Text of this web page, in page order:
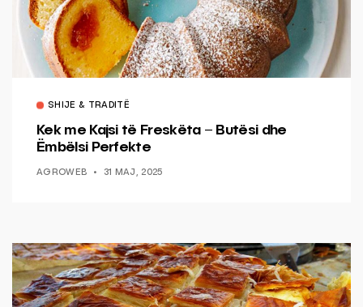
SHIJE & TRADITË
Kek me Kajsi të Freskëta – Butësi dhe
Ëmbëlsi Perfekte
AGROWEB 31 MAJ, 2025